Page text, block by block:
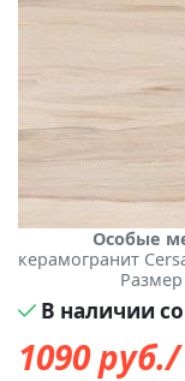
Особые
керамогранит
В наличии
1090руб./